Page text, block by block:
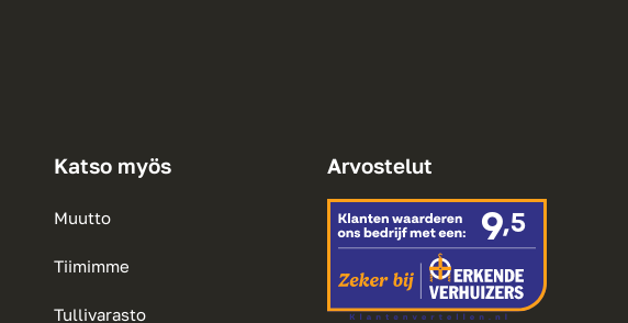
Katso myös
Muutto
Tiimimme
Tullivarasto
Arvostelut